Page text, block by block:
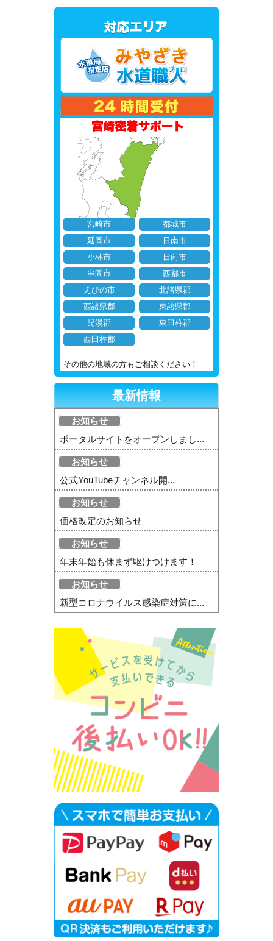
宮崎市
都城市
延岡市
日南市
小林市
日向市
串間市
西都市
えびの市
北諸県郡
西諸県郡
東諸県郡
児湯郡
東臼杵郡
西臼杵郡
その他の地域の方もご相談ください！
最新情報
お知らせ
ポータルサイトをオープンしまし...
お知らせ
公式YouTubeチャンネル開...
お知らせ
価格改定のお知らせ
お知らせ
年末年始も休まず駆けつけます！
お知らせ
新型コロナウイルス感染症対策に...